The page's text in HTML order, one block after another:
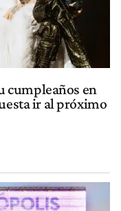
cumpleaños en
ir al próximo